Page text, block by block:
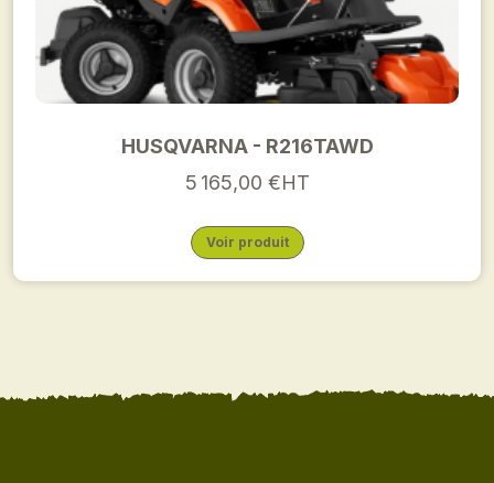
HUSQVARNA - R216TAWD
5 165,00 €HT
Voir produit